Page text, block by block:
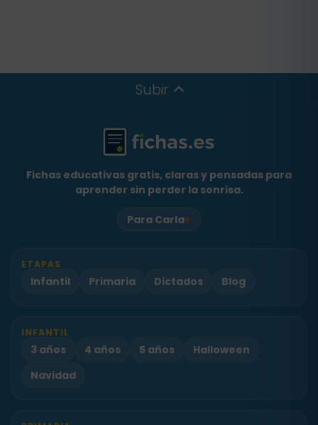
Subir
Fichas educativas gratis, claras y pensadas para
aprender sin perder la sonrisa.
Para Carla♥
ETAPAS
Infantil Primaria Dictados Blog
INFANTIL
3 años 4 años 5 años
Halloween
Navidad